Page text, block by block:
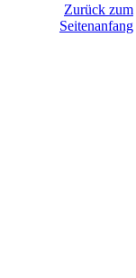
Zurück zum
Seitenanfang